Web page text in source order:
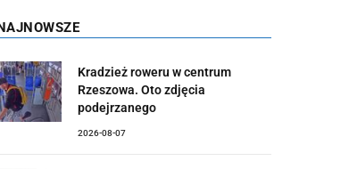
Kradzież roweru w centrum
Rzeszowa. Oto zdjęcia
podejrzanego
2026-08-07